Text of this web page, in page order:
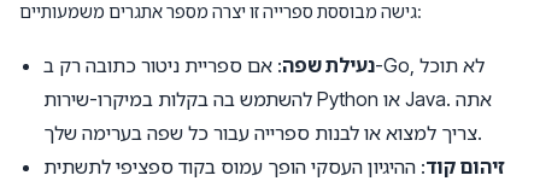
גישה מבוססת ספרייה זו יצרה מספר אתגרים משמעותיים:
נעילת שפה: אם ספריית ניטור כתובה רק ב-Go, לא תוכל
להשתמש בה בקלות במיקרו-שירות Python או Java. אתה
צריך למצוא או לבנות ספרייה עבור כל שפה בערימה שלך.
זיהום קוד: ההיגיון העסקי הופך עמוס בקוד ספציפי לתשתית